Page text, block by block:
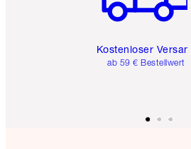
Kostenloser Versand
ab 59 € Bestellwert